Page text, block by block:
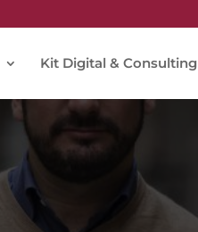
Kit Digital & Consulting